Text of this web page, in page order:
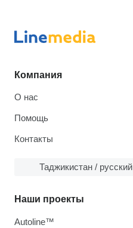
Компания
О нас
Помощь
Контакты
Таджикистан / русский
Наши проекты
Autoline™